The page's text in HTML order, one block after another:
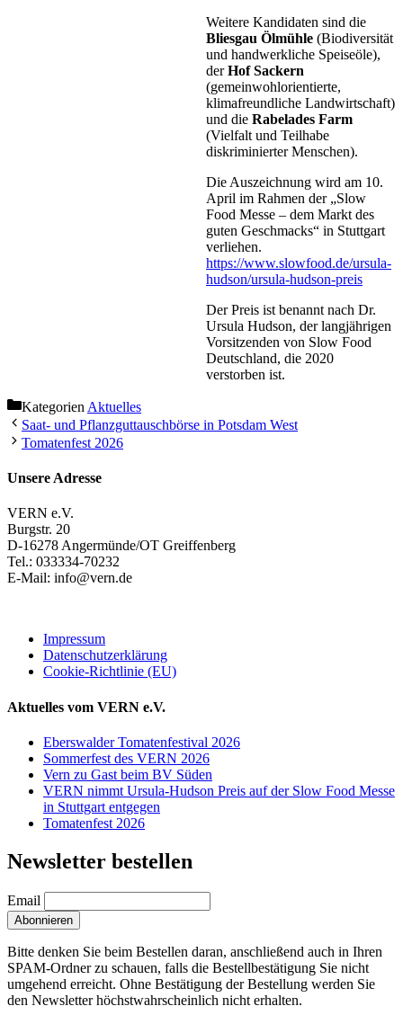
Weitere Kandidaten sind die
Bliesgau Ölmühle (Biodiversität
und handwerkliche Speiseöle),
derHof Sackern
(gemeinwohlorientierte,
klimafreundliche Landwirtschaft)
und die Rabelades Farm
(Vielfalt und Teilhabe
diskriminierter Menschen).
Die Auszeichnung wird am 10.
April im Rahmen der „Slow
Food Messe – dem Markt des
guten Geschmacks“ in Stuttgart
verliehen.
https://www.slowfood.de/ursula-
hudson/ursula-hudson-preis
Der Preis ist benannt nach Dr.
Ursula Hudson, der langjährigen
Vorsitzenden von Slow Food
Deutschland, die 2020
verstorben ist.
Kategorien Aktuelles
Saat- und Pflanzguttauschbörse in Potsdam West
Tomatenfest 2026
Unsere Adresse
VERN e.V.
Burgstr. 20
D-16278 Angermünde/OT Greiffenberg
Tel.: 033334-70232
E-Mail: info@vern.de
Impressum
Datenschutzerklärung
Cookie-Richtlinie (EU)
Aktuelles vom VERN e.V.
Eberswalder Tomatenfestival 2026
Sommerfest des VERN 2026
Vern zu Gast beim BV Süden
VERN nimmt Ursula-Hudson Preis auf der Slow Food Messe
in Stuttgart entgegen
Tomatenfest 2026
Newsletter bestellen
Email
Bitte denken Sie beim Bestellen daran, anschließend auch in Ihren
SPAM-Ordner zu schauen, falls die Bestellbestätigung Sie nicht
umgehend erreicht. Ohne Bestätigung der Bestellung werden Sie
den Newsletter höchstwahrscheinlich nicht erhalten.